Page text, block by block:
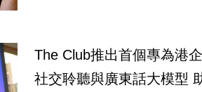
The Club推出首個專為港
社交聆聽與廣東話大模型